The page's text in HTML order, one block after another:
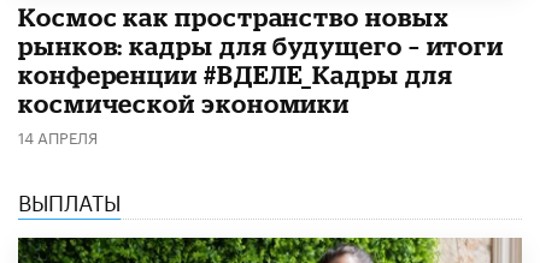
Космос как пространство новых
рынков: кадры для будущего – итоги
конференции #ВДЕЛЕ_Кадры для
космической экономики
14 АПРЕЛЯ
ВЫПЛАТЫ